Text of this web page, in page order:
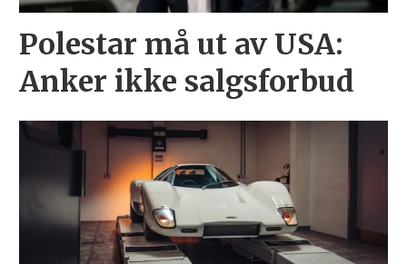
Polestar må ut av USA:
Anker ikke salgsforbud